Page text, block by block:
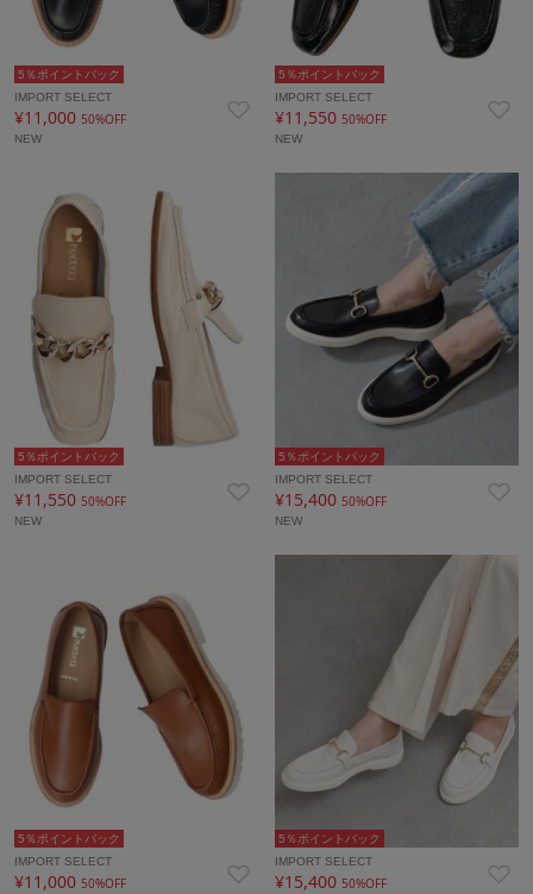
5％ポイントバック
IMPORT SELECT
¥11,000 50%OFF
NEW
5％ポイントバック
IMPORT SELECT
¥11,55050%OFF
NEW
5％ポイントバック
IMPORT SELECT
¥11,550 50%OFF
NEW
5％ポイントバック
IMPORT SELECT
¥15,40050%OFF
NEW
5％ポイントバック
IMPORT SELECT
¥11,000 50%OFF
5％ポイントバック
IMPORT SELECT
¥15,400 50%OFF